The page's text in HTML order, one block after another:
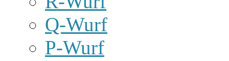
Q-Wurf
P-Wurf